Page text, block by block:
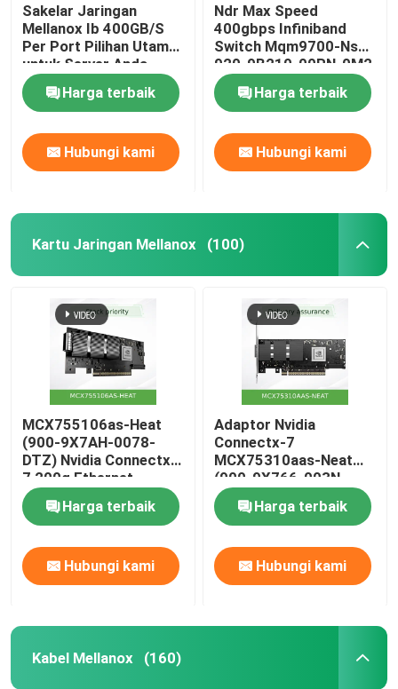
Sakelar Jaringan
Mellanox Ib 400GB/S
Per Port Pilihan Utama
untuk Server Anda
Stok MQM9790-
NS2R(920-9B210-
00RN-0D0) Sakelar
Terkelola
Harga terbaik
Hubungi kami
Ndr Max Speed
400gbps Infiniband
Switch Mqm9700-Ns2r
920-9B210-00RN-0M2
Sempurna untuk
kebutuhan pelanggan
oleh Nvidia Qm9700 1u
Harga terbaik
Hubungi kami
Kartu Jaringan Mellanox (100)
MCX755106as-Heat
(900-9X7AH-0078-
DTZ) Nvidia Connectx-
7 200g Ethernet
Adapter dengan Dual
Port Harga terbaik
Hubungi kami
Adaptor Nvidia
Connectx-7
MCX75310aas-Neat
(900-9X766-003N-
SQ0) Port Tunggal
Osfp Infiniband: Ndr
400GB/S (Kecepatan
default) Ethernet:
400gbe
Harga terbaik
Hubungi kami
Kabel Mellanox (160)